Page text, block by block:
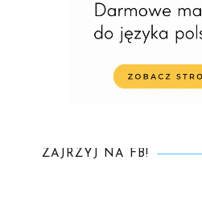
ZAJRZYJ NA FB!